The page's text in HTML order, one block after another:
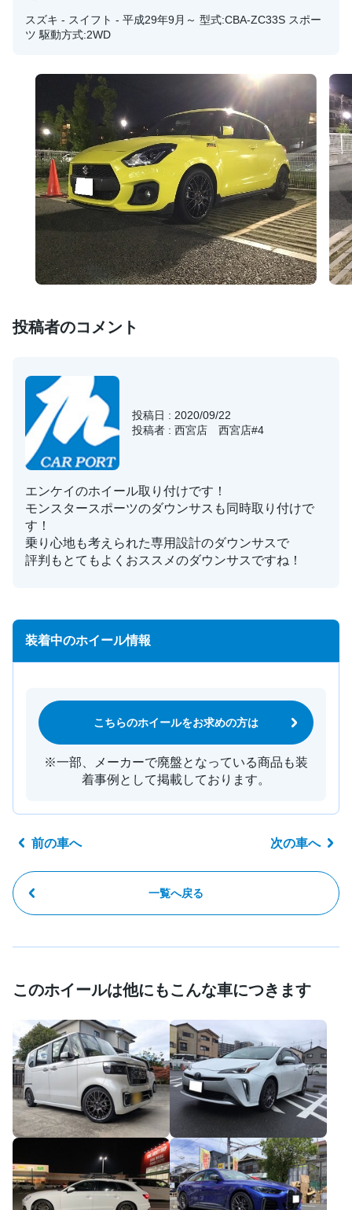
スズキ - スイフト - 平成29年9月～ 型式:CBA-ZC33S スポー
ツ 駆動方式:2WD
投稿者のコメント
投稿日 : 2020/09/22
投稿者 : 西宮店 西宮店#4
エンケイのホイール取り付けです！
モンスタースポーツのダウンサスも同時取り付けで
す！
乗り心地も考えられた専用設計のダウンサスで
評判もとてもよくおススメのダウンサスですね！
装着中のホイール情報
こちらのホイールをお求めの方は
※一部、メーカーで廃盤となっている商品も装
着事例として掲載しております。
前の車へ
一覧へ戻る
次の車へ
このホイールは他にもこんな車につきます